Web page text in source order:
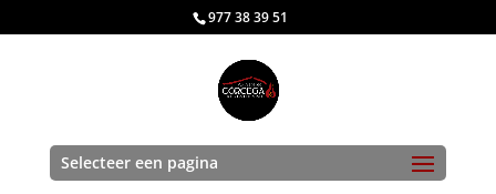
977 38 39 51
Selecteer een pagina